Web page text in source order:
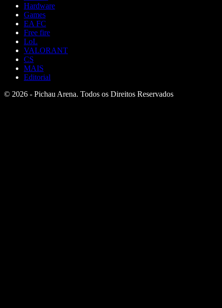
Hardware
Games
EA FC
Free fire
LoL
VALORANT
CS
MAIS
Editorial
© 2026 - Pichau Arena. Todos os Direitos Reservados